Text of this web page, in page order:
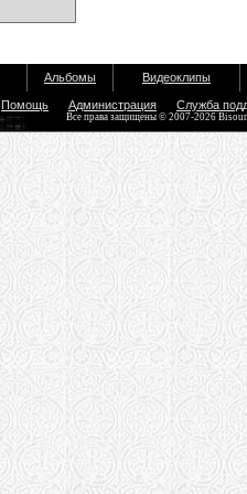
Альбомы Видеоклипы
Помощь Администрация Служба
Все права защищены © 2007-2026